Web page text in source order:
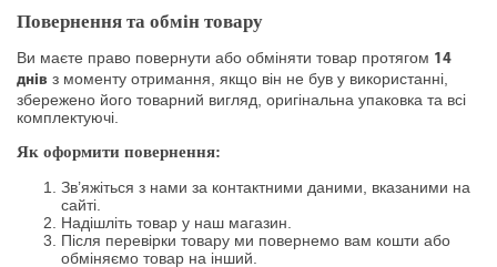
Повернення та обмін товару
Ви маєте право повернути або обміняти товар протягом 14
днів з моменту отримання, якщо він не був у використанні,
збережено його товарний вигляд, оригінальна упаковка та всі
комплектуючі.
Як оформити повернення:
Зв’яжіться з нами за контактними даними, вказаними на
сайті.
Надішліть товар у наш магазин.
Після перевірки товару ми повернемо вам кошти або
обміняємо товар на інший.